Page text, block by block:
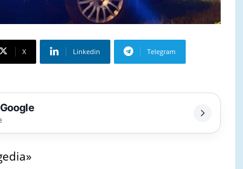
X Linkedin Telegram